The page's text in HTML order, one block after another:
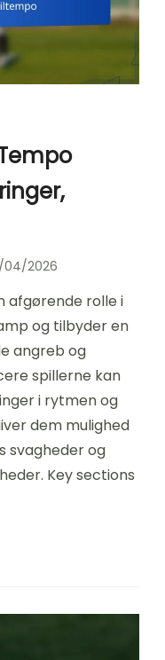
04/2026
afgørende rolle i
og tilbyder en
angreb og
spillerne kan
i rytmen og
dem mulighed
svagheder og
Key sections